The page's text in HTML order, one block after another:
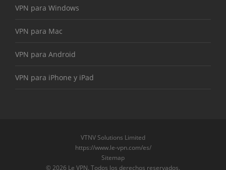
VPN para Windows
VPN para Mac
VPN para Android
VPN para iPhone y iPad
VTNV Solutions Limited
https://www.le-vpn.com/es/
Sitemap
© 2026 Le VPN. Todos los derechos reservados.